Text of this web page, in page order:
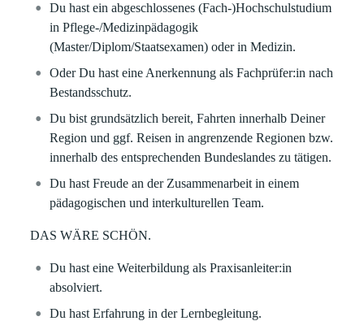
Du hast ein abgeschlossenes (Fach-)Hochschulstudium
in Pflege-/Medizinpädagogik
(Master/Diplom/Staatsexamen) oder in Medizin.
Oder Du hast eine Anerkennung als Fachprüfer:in nach
Bestandsschutz.
Du bist grundsätzlich bereit, Fahrten innerhalb Deiner
Region und ggf. Reisen in angrenzende Regionen bzw.
innerhalb des entsprechenden Bundeslandes zu tätigen.
Du hast Freude an der Zusammenarbeit in einem
pädagogischen und interkulturellen Team.
DAS WÄRE SCHÖN.
Du hast eine Weiterbildung als Praxisanleiter:in
absolviert.
Du hast Erfahrung in der Lernbegleitung.